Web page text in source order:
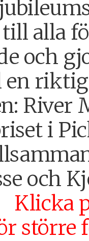
alla
och
riktig
River
i
och
Klicka
större